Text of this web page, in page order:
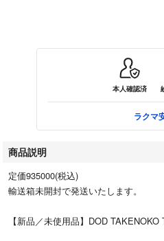
本人確認済
ラクマ
商品説明
定価935000(税込)
輸送箱未開封で発送いたします。
【新品／未使用品】DOD